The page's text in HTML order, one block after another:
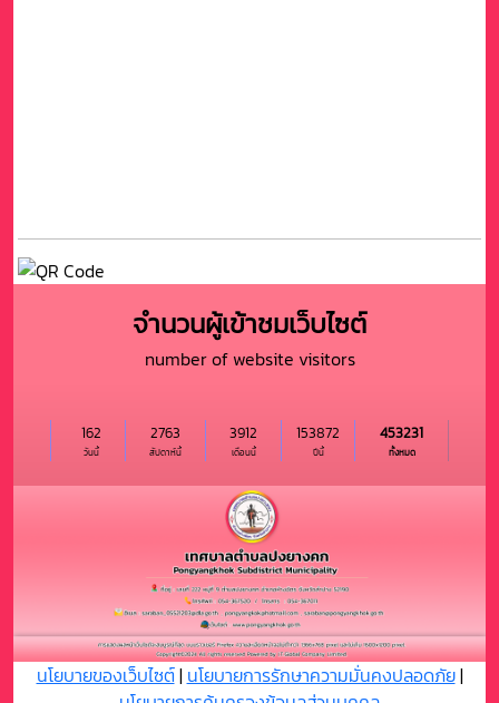
จำนวนผู้เข้าชมเว็บไซต์
number of website visitors
วันนี้
162
สัปดาห์นี้
2763
เดือนนี้
3912
ปีนี้
153872
ทั้งหมด
453231
นโยบายของเว็บไซต์| นโยบายการรักษาความมั่นคงปลอดภัย|